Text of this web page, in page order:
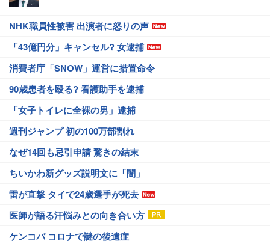
NHK職員性被害 出演者に怒りの声
「43億円分」キャンセル? 女逮捕
消費者庁「SNOW」運営に措置命令
90歳患者を殴る? 看護助手を逮捕
「女子トイレに全裸の男」逮捕
週刊ジャンプ 初の100万部割れ
なぜ14回も忌引申請 驚きの結末
ちいかわ新グッズ説明文に「闇」
雷が直撃 タイで24歳選手が死去
医師が語る汗悩みとの向き合い方
ケンコバ コロナで謎の後遺症